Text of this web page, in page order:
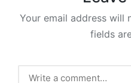
Your email address will
fields